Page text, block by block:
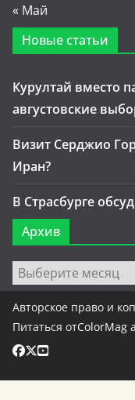
« Май
Новые статьи
Курултай вместо
августовские
Визит Серджио
Иран?
В Страсбурге
Архив
Архив
Авторское право и
Питаться отColorMag